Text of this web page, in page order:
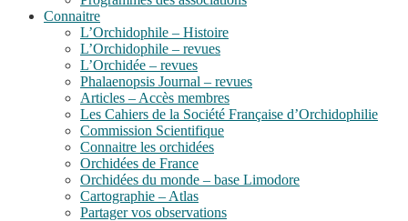
Connaitre
L’Orchidophile – Histoire
L’Orchidophile – revues
L’Orchidée – revues
Phalaenopsis Journal – revues
Articles – Accès membres
Les Cahiers de la Société Française d’Orchidophilie
Commission Scientifique
Connaitre les orchidées
Orchidées de France
Orchidées du monde – base Limodore
Cartographie – Atlas
Partager vos observations